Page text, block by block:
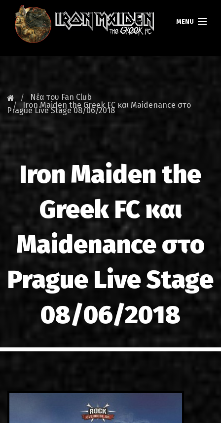
MENU
FAN CLUB
TOURS
DATABASE
GALLERY
LINKS
GR
EN
Νέα του Fan Club
Iron Maiden the Greek FC και Maidenance στο
Prague Live Stage 08/06/2018
Iron Maiden the
Greek FC και
Maidenance στο
Prague Live Stage
08/06/2018